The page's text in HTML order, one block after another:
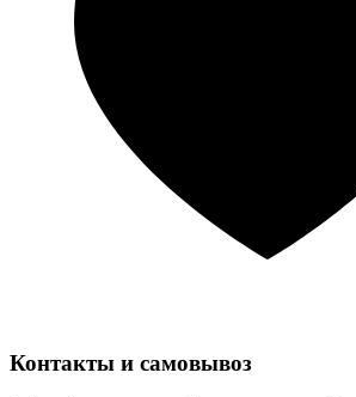
Контакты и самовывоз